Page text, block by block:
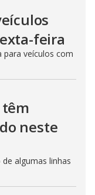
feira
para veículos com
neste
algumas linhas